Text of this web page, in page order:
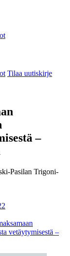
Tilaa uutiskirje
–
Pasilan Trigoni-
vetäytymisestä –